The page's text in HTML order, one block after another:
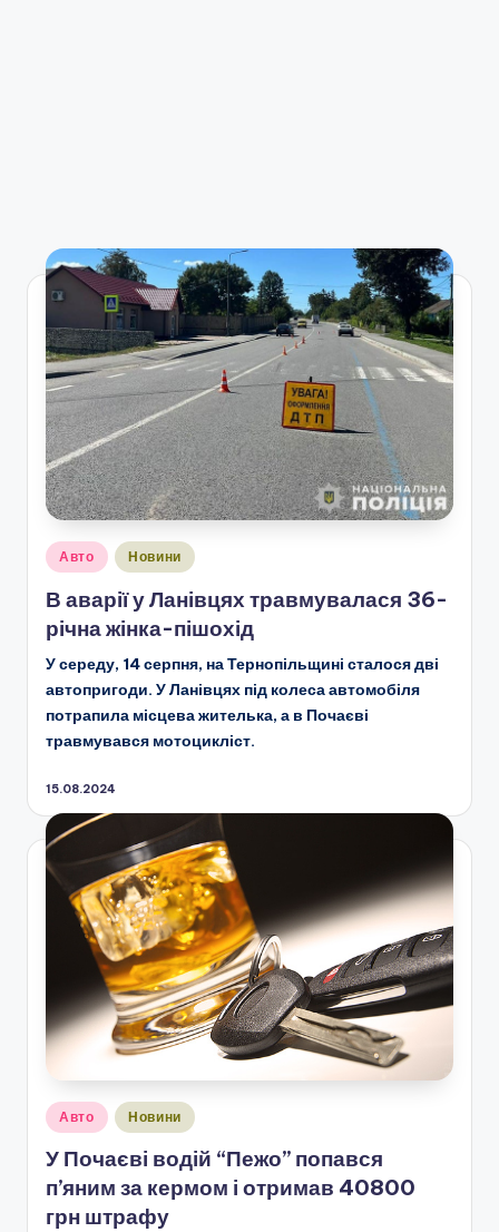
Опубліковано
Авто Новини
В аварії у Ланівцях травмувалася 36-
річна жінка-пішохід
У середу, 14 серпня, на Тернопільщині сталося дві
автопригоди. У Ланівцях під колеса автомобіля
потрапила місцева жителька, а в Почаєві
травмувався мотоцикліст.
15.08.2024
Опубліковано
Авто Новини
У Почаєві водій “Пежо” попався
п’яним за кермом і отримав 40800
грн штрафу